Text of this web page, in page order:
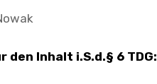
Inhalt i.S.d.§ 6 TDG: